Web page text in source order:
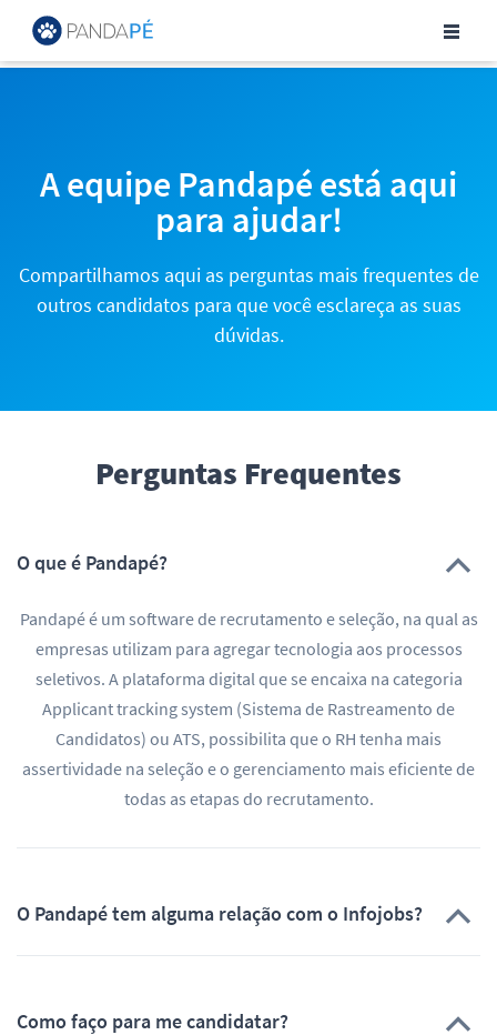
Central de Ajuda para
A equipe Pandapé está aqui
para ajudar!
Compartilhamos aqui as perguntas mais frequentes de
outros candidatos para que você esclareça as suas
dúvidas.
Perguntas Frequentes
O que é Pandapé?
Pandapé é um software de recrutamento e seleção, na qual as
empresas utilizam para agregar tecnologia aos processos
seletivos. A plataforma digital que se encaixa na categoria
Applicant tracking system (Sistema de Rastreamento de
Candidatos) ou ATS, possibilita que o RH tenha mais
assertividade na seleção e o gerenciamento mais eficiente de
todas as etapas do recrutamento.
O Pandapé tem alguma relação com o Infojobs?
Como faço para me candidatar?